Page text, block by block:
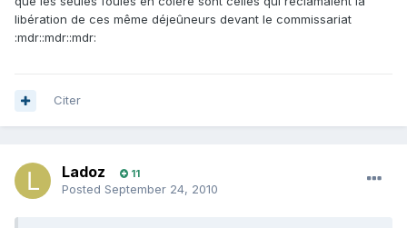
libération de ces même déjeûneurs devant le commissariat
:mdr::mdr::mdr:
Citer
Ladoz 11
Posted September 24, 2010